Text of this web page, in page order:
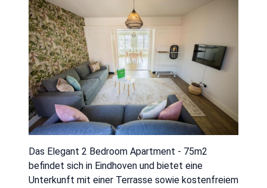
Das Elegant 2 Bedroom Apartment - 75m2
befindet sich in Eindhoven und bietet eine
Unterkunft mit einer Terrasse sowie kostenfreiem